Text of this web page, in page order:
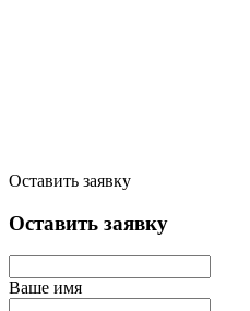
Оставить заявку
Оставить заявку
Ваше имя